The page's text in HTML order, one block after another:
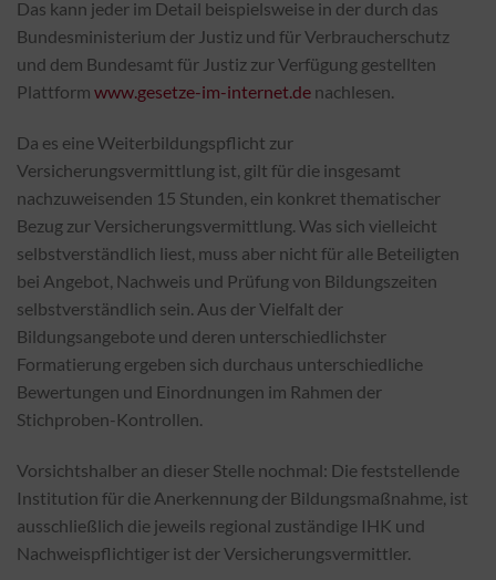
Das kann jeder im Detail beispielsweise in der durch das
Bundesministerium der Justiz und für Verbraucherschutz
und dem Bundesamt für Justiz zur Verfügung gestellten
Plattform www.gesetze-im-internet.de nachlesen.
Da es eine Weiterbildungspflicht zur
Versicherungsvermittlung ist, gilt für die insgesamt
nachzuweisenden 15 Stunden, ein konkret thematischer
Bezug zur Versicherungsvermittlung. Was sich vielleicht
selbstverständlich liest, muss aber nicht für alle Beteiligten
bei Angebot, Nachweis und Prüfung von Bildungszeiten
selbstverständlich sein. Aus der Vielfalt der
Bildungsangebote und deren unterschiedlichster
Formatierung ergeben sich durchaus unterschiedliche
Bewertungen und Einordnungen im Rahmen der
Stichproben-Kontrollen.
Vorsichtshalber an dieser Stelle nochmal: Die feststellende
Institution für die Anerkennung der Bildungsmaßnahme, ist
ausschließlich die jeweils regional zuständige IHK und
Nachweispflichtiger ist der Versicherungsvermittler.